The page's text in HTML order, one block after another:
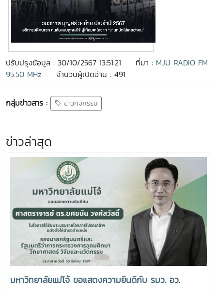
ปรับปรุงข้อมูล : 30/10/2567 13:51:21 ที่มา : MJU RADIO FM
95.50 MHz
จำนวนผู้เปิดอ่าน : 491
กลุ่มข่าวสาร : ข่าวกิจกรรม
ข่าวล่าสุด
มหาวิทยาลัยแม่โจ้ ขอแสดงความยินดีกับ รมว. อว.